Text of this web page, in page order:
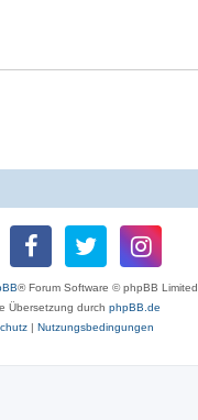
® Forum Software © phpBB Limited
Übersetzung durch phpBB.de
| Nutzungsbedingungen